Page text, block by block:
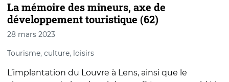
La mémoire des mineurs, axe de
développement touristique (62)
28 mars 2023
Tourisme, culture, loisirs
L’implantation du Louvre à Lens, ainsi que le